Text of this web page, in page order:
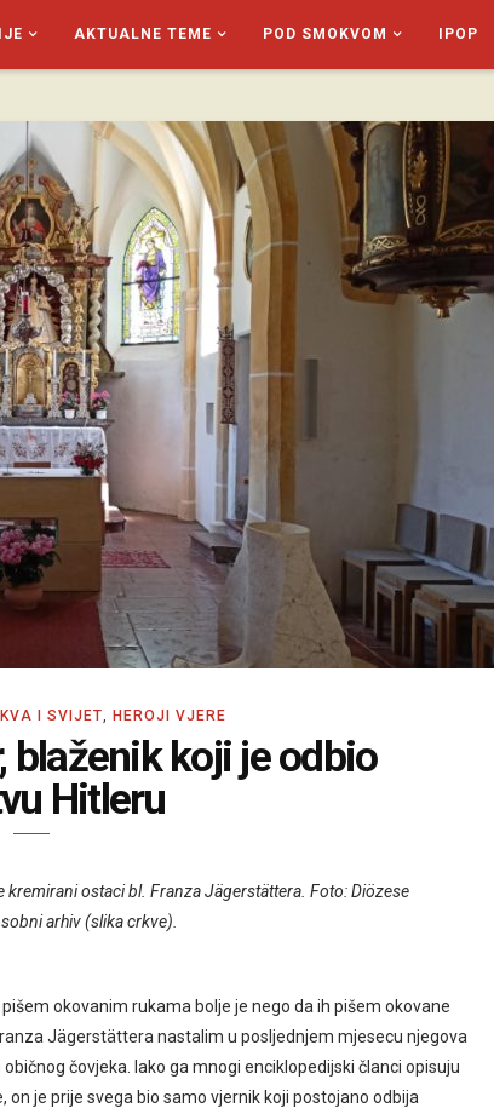
AKTUALNE TEME POD SMOKVOM IPOP
I SVIJET, HEROJI VJERE
blaženik koji je odbio
Hitleru
kremirani ostaci bl. Franza Jägerstättera. Foto: Diözese
arhiv (slika crkve).
okovanim rukama bolje je nego da ih pišem okovane
Jägerstättera nastalim u posljednjem mjesecu njegova
čovjeka. Iako ga mnogi enciklopedijski članci opisuju
je prije svega bio samo vjernik koji postojano odbija